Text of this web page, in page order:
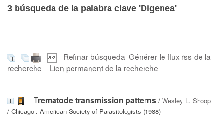
3 búsqueda de la palabra clave 'Digenea'
Refinar búsqueda Générer le flux rss de la
recherche
Lien permanent de la recherche
Trematode transmission patterns/Wesley L. Shoop
/ Chicago : American Society of Parasitologists (1988)